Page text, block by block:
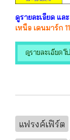
ดูรายละเอียด แล
เหนือ เดนมาร์ก
แฟรงค์เฟิร์ต